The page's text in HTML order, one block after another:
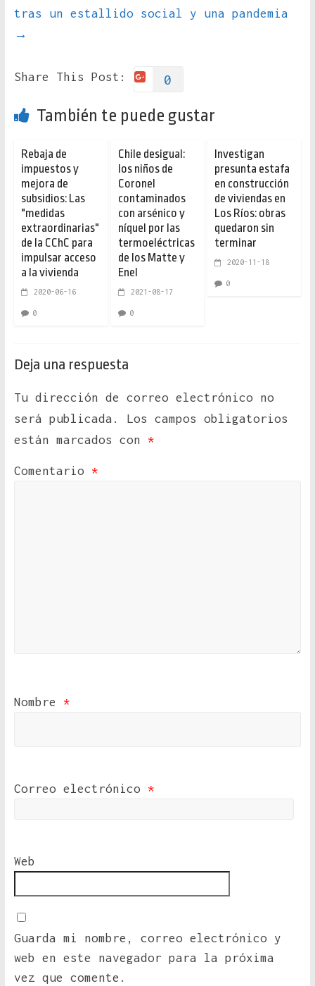
tras un estallido social y una pandemia
→
Share This Post: 0
También te puede gustar
Rebaja de
impuestos y
mejora de
subsidios: Las
"medidas
extraordinarias"
de la CChC para
impulsar acceso
a la vivienda
2020-06-16
0
Chile desigual:
los niños de
Coronel
contaminados
con arsénico y
níquel por las
termoeléctricas
de los Matte y
Enel
2021-08-17
0
Investigan
presunta estafa
en construcción
de viviendas en
Los Ríos: obras
quedaron sin
terminar
2020-11-18
0
Deja una respuesta
Tu dirección de correo electrónico no
será publicada.
Los campos obligatorios
están marcados con *
Comentario *
Nombre *
Correo electrónico *
Web
Guarda mi nombre, correo electrónico y
web en este navegador para la próxima
vez que comente.